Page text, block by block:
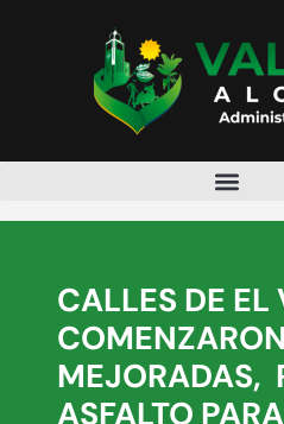
CALLES DE EL
MEJORADAS,
ASFALTO PARA